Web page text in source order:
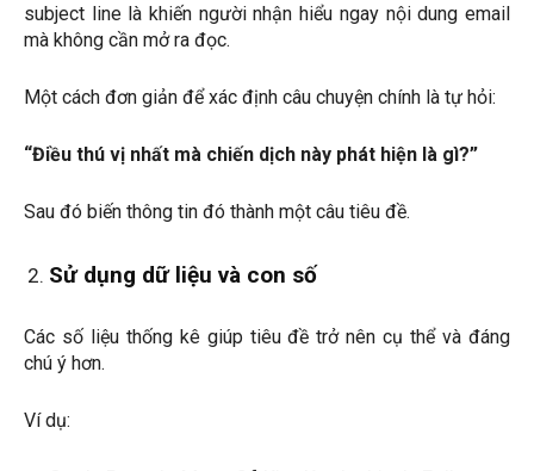
subject line là khiến người nhận hiểu ngay nội dung email
mà không cần mở ra đọc.
Một cách đơn giản để xác định câu chuyện chính là tự hỏi:
“Điều thú vị nhất mà chiến dịch này phát hiện là gì?”
Sau đó biến thông tin đó thành một câu tiêu đề.
Sử dụng dữ liệu và con số
Các số liệu thống kê giúp tiêu đề trở nên cụ thể và đáng
chú ý hơn.
Ví dụ: